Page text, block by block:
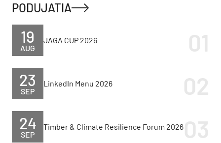
PODUJATIA
AUG
19 JAGA CUP 2026
SEP
23 LinkedIn Menu 2026
SEP
24 Timber & Climate Resilience Forum 2026